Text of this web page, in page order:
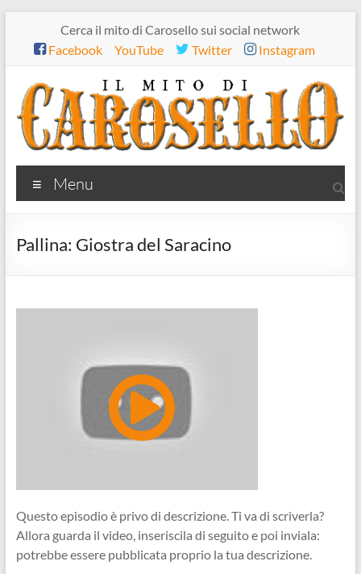
contenuto
Cerca il mito di Carosello sui social network
Facebook
YouTube Twitter Instagram
Il
mito
di
Menu
Pallina: Giostra del Saracino
Questo episodio è privo di descrizione. Ti va di scriverla?
Allora guarda il video, inseriscila di seguito e poi inviala:
potrebbe essere pubblicata proprio la tua descrizione.